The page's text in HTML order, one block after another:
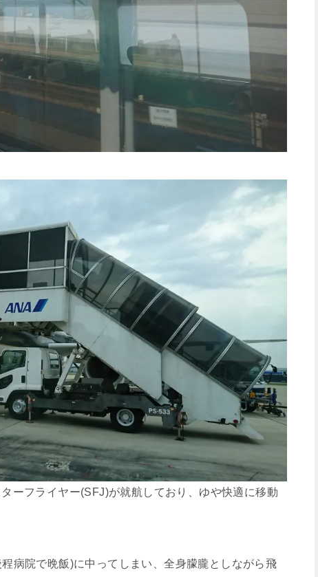
ーフライヤー(SFJ)が就航しており、ゆや快適に移動
病院で晩飯)に中ってしまい、全身朦朧としながら飛